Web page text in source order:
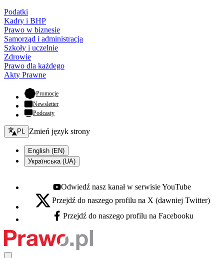
Podatki
Kadry i BHP
Prawo w biznesie
Samorząd i administracja
Szkoły i uczelnie
Zdrowie
Prawo dla każdego
Akty Prawne
Promocje- otwiera się w nowej karcie
Newsletter
Podcasty
Zmień język - bieżący:
PL Zmień język strony
English (EN)
Українська (UA)
Youtube - otwiera się w nowej karcie
Odwiedź nasz kanał w serwisie YouTube
X - otwiera się w nowej karcie
Przejdź do naszego profilu na X (dawniej Twitter)
Facebook - otwiera się w nowej karcie
Przejdź do naszego profilu na Facebooku